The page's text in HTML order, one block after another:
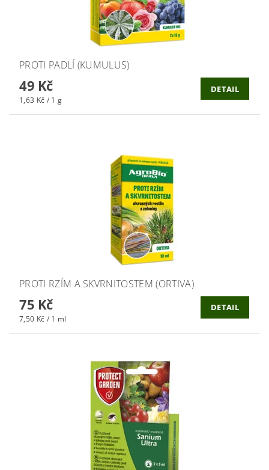
PROTI PADLÍ (KUMULUS)
49 Kč
1,63 Kč / 1 g
DETAIL
PROTI RZÍM A SKVRNITOSTEM (ORTIVA)
75 Kč
7,50 Kč / 1 ml
DETAIL